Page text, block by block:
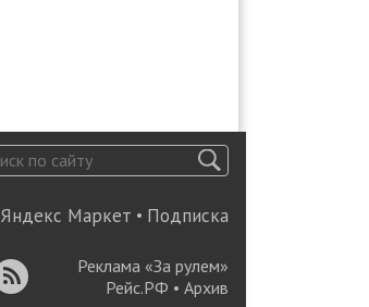
Яндекс Маркет • Подписка
Реклама «За рулем»
Рейс.РФ • Архив